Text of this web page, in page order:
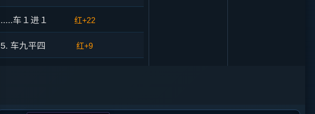
.....车１进１ 红+22
5. 车九平四 红+9